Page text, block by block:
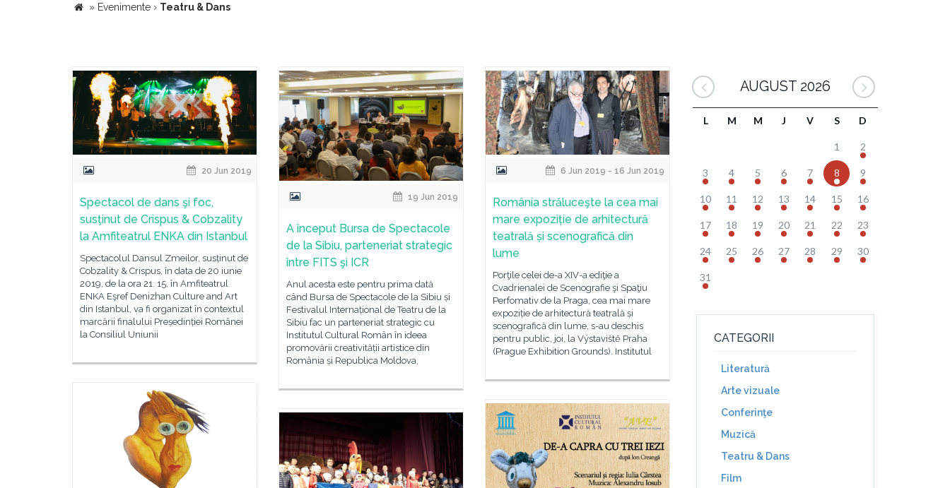
» Evenimente › Teatru & Dans
20 Jun 2019
Spectacol de dans şi foc,
susţinut de Crispus & Cobzality
la Amfiteatrul ENKA din Istanbul
Spectacolul Dansul Zmeilor, susținut de
Cobzality & Crispus, în data de 20 iunie
2019, de la ora 21. 15, în Amfiteatrul
ENKA Eşref Denizhan Culture and Art
din Istanbul, va fi organizat în contextul
marcării finalului Președinției Românei
la Consiliul Uniunii
19 Jun 2019
A început Bursa de Spectacole
de la Sibiu, parteneriat strategic
între FITS şi ICR
Anul acesta este pentru prima dată
când Bursa de Spectacole de la Sibiu și
Festivalul Internațional de Teatru de la
Sibiu fac un parteneriat strategic cu
Institutul Cultural Român în ideea
promovării creativității artistice din
România și Republica Moldova,
6 Jun 2019 - 16 Jun 2019
România străluceşte la cea mai
mare expoziție de arhitectură
teatrală și scenografică din
lume
Porţile celei de-a XIV-a ediţie a
Cvadrienalei de Scenografie şi Spaţiu
Perfomativ de la Praga, cea mai mare
expoziție de arhitectură teatrală și
scenografică din lume, s-au deschis
pentru public, joi, la Výstaviště Praha
(Prague Exhibition Grounds). Institutul
AUGUST 2026
L M M J V S D
1 2
3 4 5 6 7 8 9
10 11 12 13 14 15 16
17 18 19 20 21 22 23
24 25 26 27 28 29 30
31
CATEGORII
Literatură
Arte vizuale
Conferinţe
Muzică
Teatru & Dans
Film